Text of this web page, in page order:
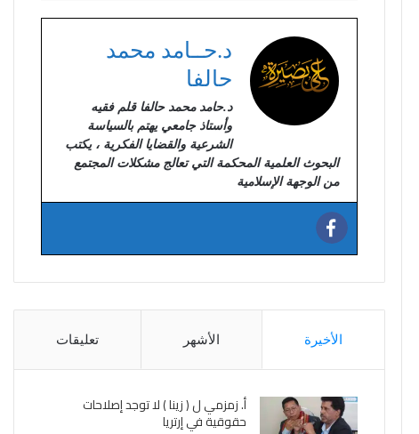
د.حــامد محمد
حالفا
د.حامد محمد حالفا قلم فقيه
وأستاذ جامعي يهتم بالسياسة
الشرعية والقضايا الفكرية ، يكتب
البحوث العلمية المحكمة التي تعالج مشكلات المجتمع
من الوجهة الإسلامية
الأخيرة الأشهر تعليقات
أ. زمزمي ل ( زينا ) لا توجد إصلاحات
حقوقية في إرتريا